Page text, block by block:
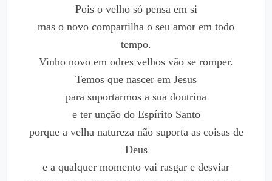
Pois o velho só pensa em si
mas o novo compartilha o seu amor em todo
tempo.
Vinho novo em odres velhos vão se romper.
Temos que nascer em Jesus
para suportarmos a sua doutrina
e ter unção do Espírito Santo
porque a velha natureza não suporta as coisas de
Deus
e a qualquer momento vai rasgar e desviar